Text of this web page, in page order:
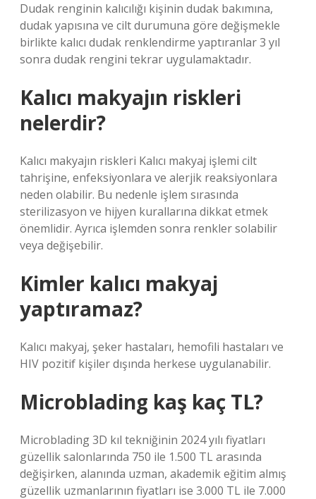
Dudak renginin kalıcılığı kişinin dudak bakımına,
dudak yapısına ve cilt durumuna göre değişmekle
birlikte kalıcı dudak renklendirme yaptıranlar 3 yıl
sonra dudak rengini tekrar uygulamaktadır.
Kalıcı makyajın riskleri
nelerdir?
Kalıcı makyajın riskleri Kalıcı makyaj işlemi cilt
tahrişine, enfeksiyonlara ve alerjik reaksiyonlara
neden olabilir. Bu nedenle işlem sırasında
sterilizasyon ve hijyen kurallarına dikkat etmek
önemlidir. Ayrıca işlemden sonra renkler solabilir
veya değişebilir.
Kimler kalıcı makyaj
yaptıramaz?
Kalıcı makyaj, şeker hastaları, hemofili hastaları ve
HIV pozitif kişiler dışında herkese uygulanabilir.
Microblading kaş kaç TL?
Microblading 3D kıl tekniğinin 2024 yılı fiyatları
güzellik salonlarında 750 ile 1.500 TL arasında
değişirken, alanında uzman, akademik eğitim almış
güzellik uzmanlarının fiyatları ise 3.000 TL ile 7.000